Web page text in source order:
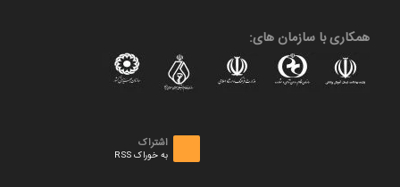
همکاری با سازمان های:
اشتراک
به خوراک RSS